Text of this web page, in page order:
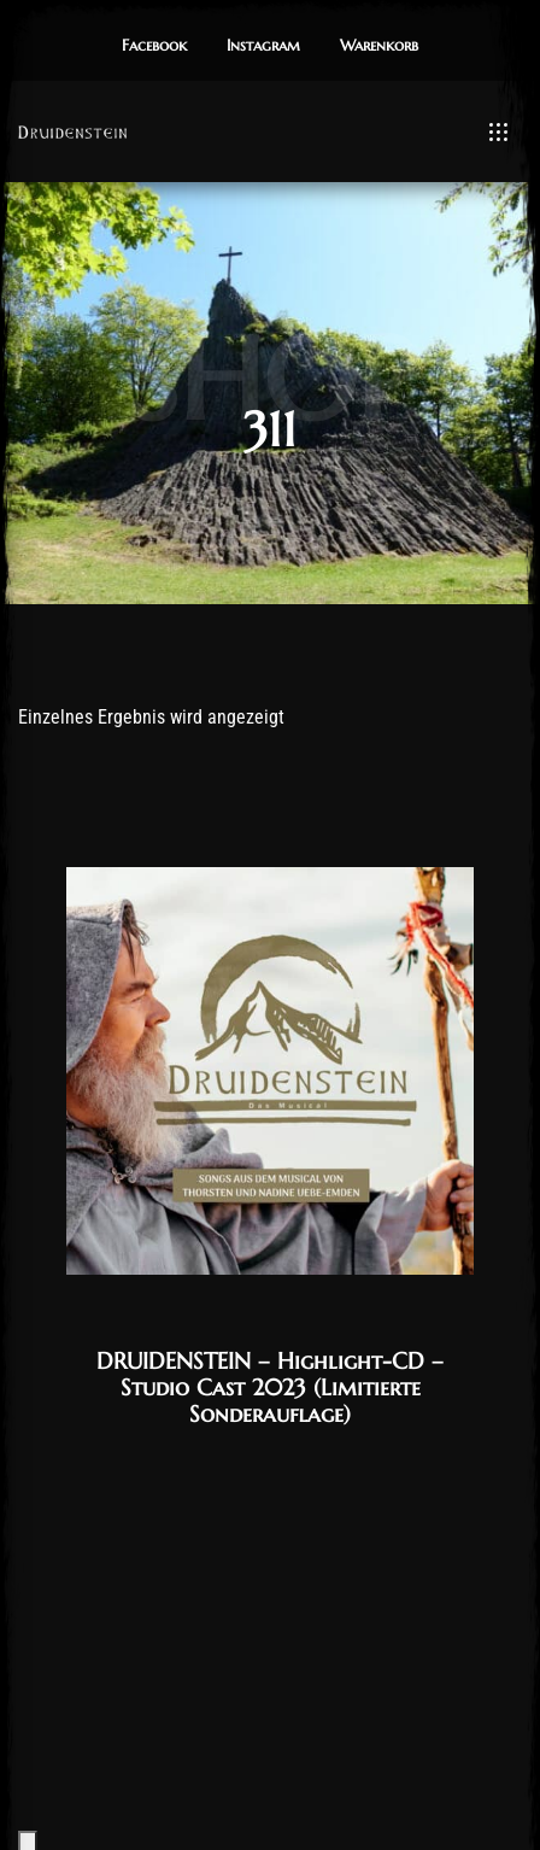
Facebook Instagram Warenkorb
SHOP
311
Einzelnes Ergebnis wird angezeigt
DRUIDENSTEIN – Highlight-CD –
Studio Cast 2023 (Limitierte
Sonderauflage)